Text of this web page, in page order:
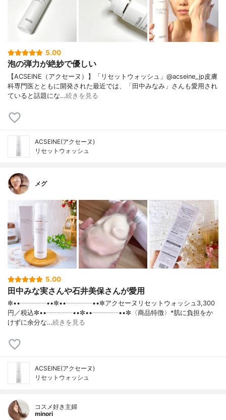
5.00
泡の弾力が絶妙で優しい
【ACSEINE（アクセーヌ）】「リセットウォッシュ」@acseine_jp皮膚
科専門医とともに開発された最近では、「田中みなみ」さんも愛用され
ていると話題にな…続きを見る
ACSEINE(アクセーヌ)
リセットウォッシュ
メグ
5.00
田中みな実さんや石井美保さんが愛用
✼••┈┈┈┈••✼••┈┈┈┈••✼アクセーヌリセットウォッシュ3,300
円／税込✼••┈┈┈┈••✼••┈┈┈┈••✼〈商品特徴〉*肌に負担をか
けずに余分な…続きを見る
ACSEINE(アクセーヌ)
リセットウォッシュ
コスメ好き主婦
minori